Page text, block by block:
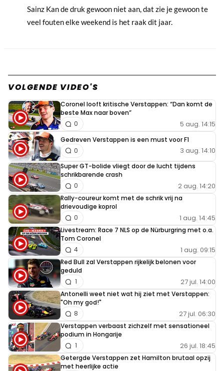
Sainz Kan de druk gewoon niet aan, dat zie je gewoon te
veel fouten elke weekend is het raak dit jaar.
VOLGENDE VIDEO'S
Coronel looft kritische Verstappen: “Dan komt de
beste Max naar boven”
5 aug. 14:15
0
Gedreven Verstappen is een must voor F1
3 aug. 14:10
0
Super GT-bolide vliegt door de lucht tijdens
schrikbarende crash
2 aug. 14:20
0
Rally-coureur komt met de schrik vrij na
drievoudige koprol
1 aug. 14:45
0
Livestream: Race 7 NLS op de Nürburgring met o.a.
Tom Coronel
1 aug. 09:15
4
Red Bull zal Verstappen rijkelijk belonen voor
geduld
27 jul. 14:00
1
Antonelli weet niet wat hij ziet met Verstappen:
"Oh my god!"
27 jul. 06:30
8
Verstappen verbaast zichzelf met sensationeel
podium in Hongarije
26 jul. 18:45
1
Getergde Verstappen zet Hamilton brutaal opzij
met heerlijke actie